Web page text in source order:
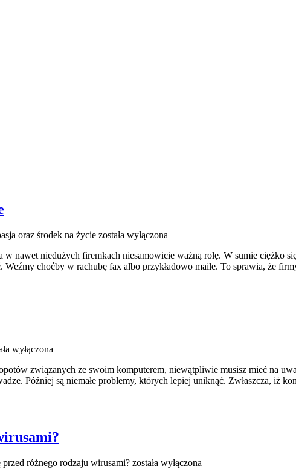
oraz środek na życie została wyłączona
nawet niedużych firemkach niesamowicie ważną rolę. W sumie ciężko
choćby w rachubę fax albo przykładowo maile. To sprawia, że
wyłączona
związanych ze swoim komputerem, niewątpliwie musisz mieć na
Później są niemałe problemy, których lepiej uniknąć. Zwłaszcza, iż
różnego rodzaju wirusami? została wyłączona